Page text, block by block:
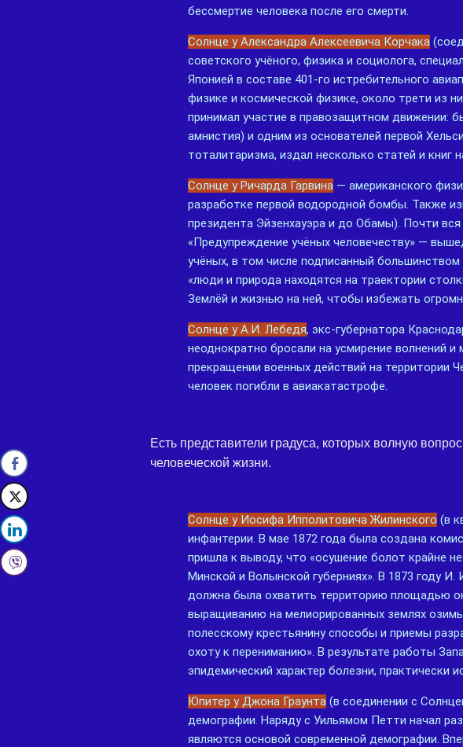
бессмертие человека после его смерти.
Солнце у Александра Алексеевича Корчака
советского учёного, физика и социолога,
Японией в составе 401-го истребительного
физике и космической физике, около трети из
принимал участие в правозащитном движении:
амнистия) и одним из основателей первой
тоталитаризма, издал несколько статей и книг
Солнце у Ричарда Гарвина — американского
разработке первой водородной бомбы. Также
президента Эйзенхауэра и до Обамы). Почти
«Предупреждение учёных человечеству» —
учёных, в том числе подписанный
«люди и природа находятся на траектории
Землёй и жизнью на ней, чтобы избежать
Солнце у А.И. Лебедя, экс-губернатора
неоднократно бросали на усмирение волнений
прекращении военных действий на территории
человек погибли в авиакатастрофе.
Есть представители градуса, которых волную
человеческой жизни.
Солнце у Иосифа Ипполитовича Жилинского (в
инфантерии. В мае 1872 года была создана
пришла к выводу, что «осушение болот крайне
Минской и Волынской губерниях». В 1873 году
должна была охватить территорию площадью
выращиванию на мелиорированных землях
полесскому крестьянину способы и приемы
охоту к перениманию». В результате работы
эпидемический характер болезни, практически
Юпитер у Джона Граунта (в соединении с
демографии. Наряду с Уильямом Петти начал
являются основой современной демографии.